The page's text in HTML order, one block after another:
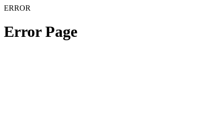
ERROR
Error Page